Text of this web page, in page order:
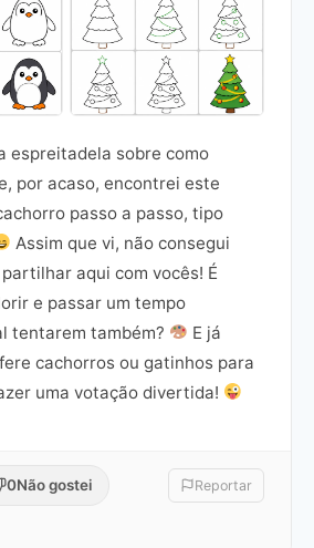
espreitadela sobre como
por acaso, encontrei este
passo a passo, tipo
Assim que vi, não consegui
aqui com vocês! É
e passar um tempo
tentarem também?
E já
cachorros ou gatinhos para
uma votação divertida!
0Não gostei Reportar